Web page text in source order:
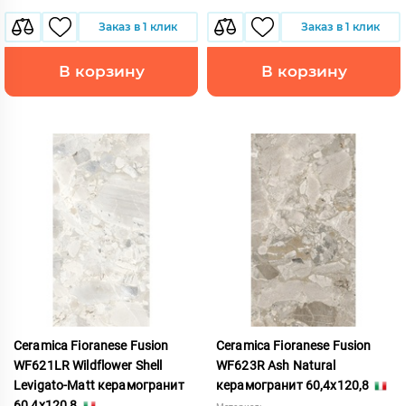
Заказ в 1 клик
В корзину
Заказ в 1 клик
В корзину
Ceramica Fioranese Fusion
WF621LR Wildflower Shell
Levigato-Matt керамогранит
Ceramica Fioranese Fusion
WF623R Ash Natural
керамогранит 60,4x120,8